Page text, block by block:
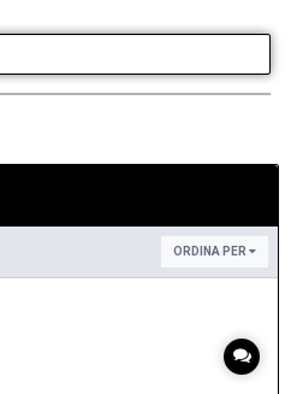
ORDINA PER